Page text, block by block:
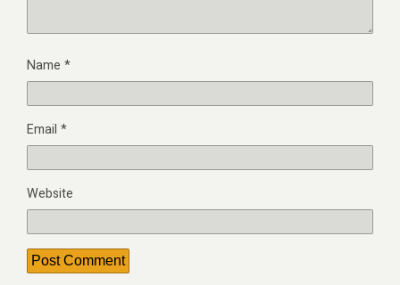
Name *
Email *
Website